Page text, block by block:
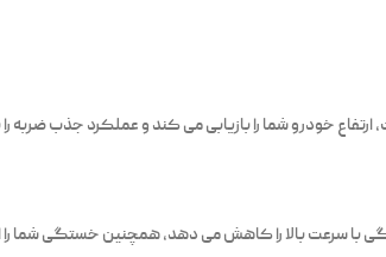
خودرو شما را بازیابی می کند و عملکرد جذب ضربه
با سرعت بالا را کاهش می دهد، همچنین خستگی شما